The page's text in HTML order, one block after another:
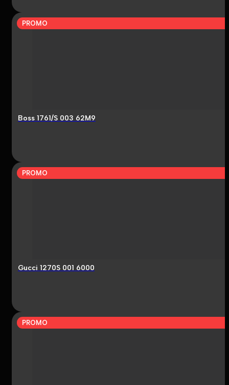
PROMO
Boss 1761/S 003 62M9
PROMO
Gucci 1270S 001 6000
PROMO